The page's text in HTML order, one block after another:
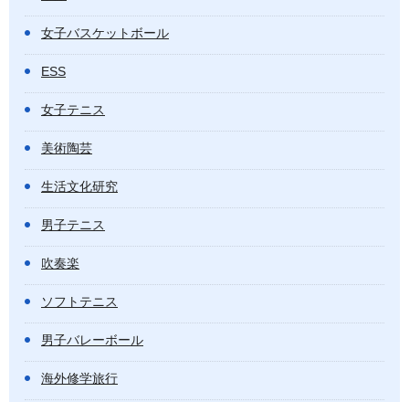
女子バスケットボール
ESS
女子テニス
美術陶芸
生活文化研究
男子テニス
吹奏楽
ソフトテニス
男子バレーボール
海外修学旅行